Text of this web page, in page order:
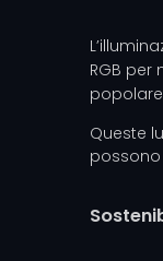
RGB
Queste